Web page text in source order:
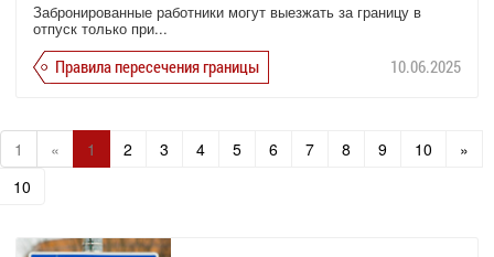
Забронированные работники могут выезжать за границу в
отпуск только при...
Правила пересечения границы 10.06.2025
1 « 1 2 3 4 5 6 7 8 9 10
»
10